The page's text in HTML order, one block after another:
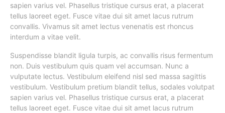
sapien varius vel. Phasellus tristique cursus erat, a placerat
tellus laoreet eget. Fusce vitae dui sit amet lacus rutrum
convallis. Vivamus sit amet lectus venenatis est rhoncus
interdum a vitae velit.
Suspendisse blandit ligula turpis, ac convallis risus fermentum
non. Duis vestibulum quis quam vel accumsan. Nunc a
vulputate lectus. Vestibulum eleifend nisl sed massa sagittis
vestibulum. Vestibulum pretium blandit tellus, sodales volutpat
sapien varius vel. Phasellus tristique cursus erat, a placerat
tellus laoreet eget. Fusce vitae dui sit amet lacus rutrum